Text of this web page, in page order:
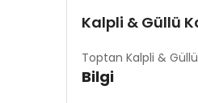
Kalpli & Güllü
Toptan Kalpli &
Bilgi